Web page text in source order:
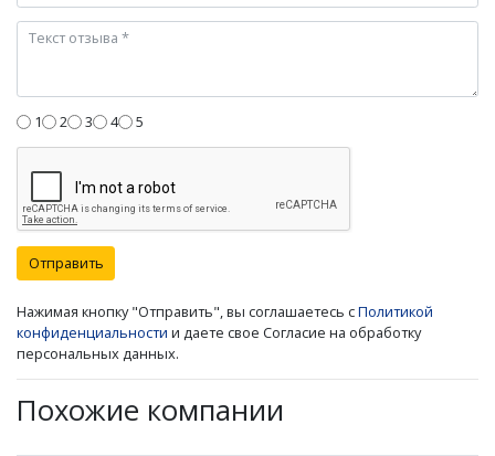
1 2 3 4 5
Отправить
Нажимая кнопку "Отправить", вы соглашаетесь сПолитикой
конфиденциальности и даете свое Согласие на обработку
персональных данных.
Похожие компании